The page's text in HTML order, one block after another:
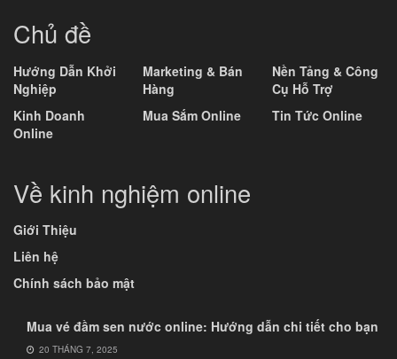
Chủ đề
Hướng Dẫn Khởi
Nghiệp
Kinh Doanh
Online
Marketing & Bán
Hàng
Mua Sắm Online
Nền Tảng & Công
Cụ Hỗ Trợ
Tin Tức Online
Về kinh nghiệm online
Giới Thiệu
Liên hệ
Chính sách bảo mật
Mua vé đầm sen nước online: Hướng dẫn chi tiết cho bạn
20 THÁNG 7, 2025